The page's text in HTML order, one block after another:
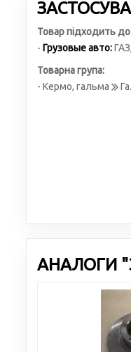
Товар підходить
- Грузовые авто:ГАЗ,
Товарна група:
- Кермо, гальма
АНАЛОГИ